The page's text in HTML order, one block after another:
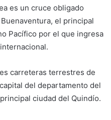
es un cruce obligado
el principal
Pacífico por el que ingresa
carreteras terrestres de
del departamento del
ciudad del Quindío.